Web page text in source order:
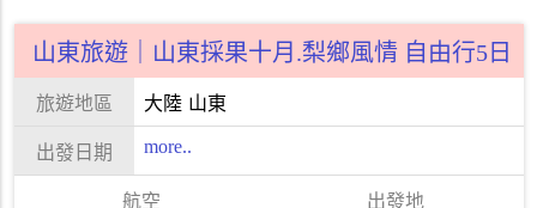
山東旅遊｜山東採果十月.梨鄉風情 自由行5日
大陸 山東
more..